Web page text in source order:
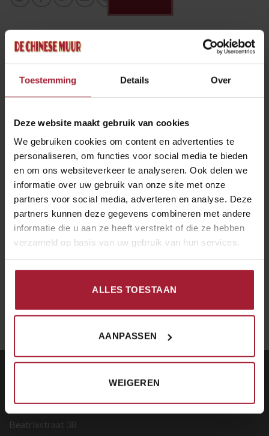
Toestemming Details Over
Deze website maakt gebruik van cookies
We gebruiken cookies om content en advertenties te
personaliseren, om functies voor social media te bieden
en om ons websiteverkeer te analyseren. Ook delen we
informatie over uw gebruik van onze site met onze
partners voor social media, adverteren en analyse. Deze
partners kunnen deze gegevens combineren met andere
informatie die u aan ze heeft verstrekt of die ze hebben
verzameld op basis van uw gebruik van hun services.
ALLES TOESTAAN
AANPASSEN
WEIGEREN
BESCHRIJVING
gebakken gepaneerde kipfilet met zoetpikante saus
GERELATEERDE PRODUCTEN
KIPPENVLEES GERECHTEN
Gon bao kai
€15.00 KIPPENVLEES GERECHTEN
Thang tsoe kai
€
Beatrixstraat 38